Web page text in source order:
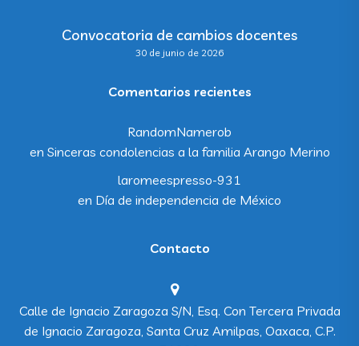
Convocatoria de cambios docentes
30 de junio de 2026
Comentarios recientes
RandomNamerob
en Sinceras condolencias a la familia Arango Merino
laromeespresso-931
en Día de independencia de México
Contacto
Calle de Ignacio Zaragoza S/N, Esq. Con Tercera Privada
de Ignacio Zaragoza, Santa Cruz Amilpas, Oaxaca, C.P.